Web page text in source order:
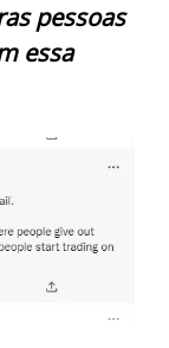
pessoas
essa